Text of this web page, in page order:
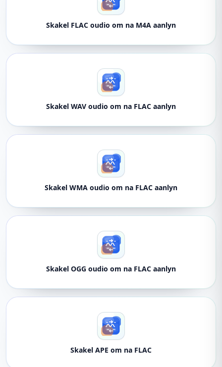
Skakel FLAC oudio om na M4A aanlyn
Skakel WAV oudio om na FLAC aanlyn
Skakel WMA oudio om na FLAC aanlyn
Skakel OGG oudio om na FLAC aanlyn
Skakel APE om na FLAC